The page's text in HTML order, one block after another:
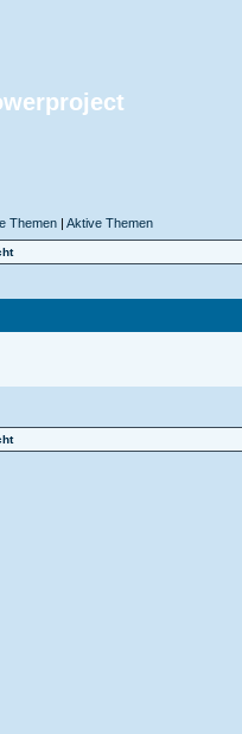
Themen| Aktive Themen